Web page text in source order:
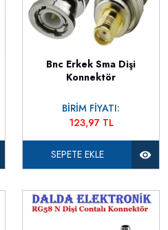
Bnc Erkek Sma Dişi
Konnektör
BİRİM FİYATI:
123,97 TL
SEPETE EKLE